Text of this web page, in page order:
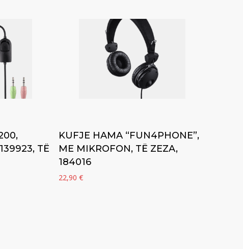
TË
Add to cart
KUFJE HAMA “FUN4PHONE”,
ME MIKROFON, TË ZEZA,
184016
22,90€